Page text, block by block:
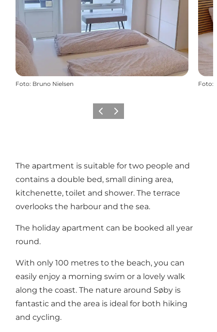
Foto: Bruno Nielsen Foto:
Föregående
Nästa
The apartment is suitable for two people and
contains a double bed, small dining area,
kitchenette, toilet and shower. The terrace
overlooks the harbour and the sea.
The holiday apartment can be booked all year
round.
With only 100 metres to the beach, you can
easily enjoy a morning swim or a lovely walk
along the coast. The nature around Søby is
fantastic and the area is ideal for both hiking
and cycling.